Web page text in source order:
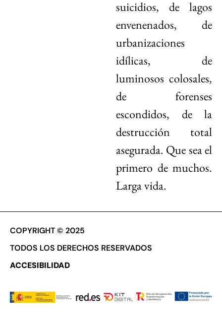
suicidios, de lagos
envenenados, de
urbanizaciones
idílicas, de
luminosos colosales,
de forenses
escondidos, de la
destrucción total
asegurada. Que sea el
primero de muchos.
Larga vida.
COPYRIGHT © 2025
TODOS LOS DERECHOS RESERVADOS
ACCESIBILIDAD